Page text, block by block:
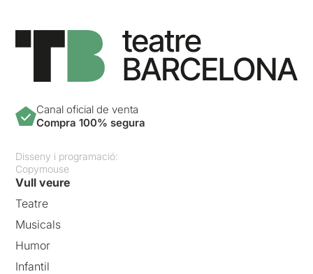
Canal oficial de venta
Compra 100% segura
Disseny i programació:
Copymouse
Vull veure
Teatre
Musicals
Humor
Infantil